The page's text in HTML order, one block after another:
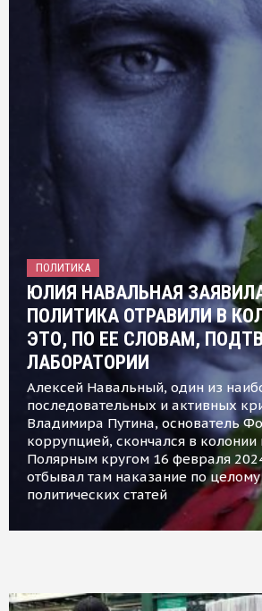
ПОЛИТИКА
ЮЛИЯ НАВАЛЬНАЯ
ПОЛИТИКА ОТРАВИЛИ В
ЭТО, ПО ЕЕ СЛОВАМ,
ЛАБОРАТОРИИ
Алексей Навальный, один из
последовательных и активных
Владимира Путина, основатель
коррупцией, скончался в колонии
Полярным кругом 16 февраля
отбывал там наказание по
политических статей